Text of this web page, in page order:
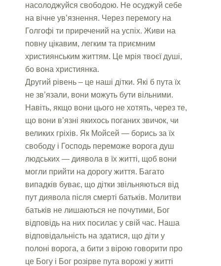
насолоджуйся свободою. Не осуджуй себе
на вічне ув’язнення. Через перемогу на
Голгофі ти приречений на успіх. Живи на
повну цікавим, легким та приємним
християнським життям. Це мрія твоєї душі,
бо вона християнка.
Другий рівень – це наші дітки. Які б пута їх
не зв’язали, вони можуть бути вільними.
Навіть, якщо вони цього не хотять, через те,
що вони в’язні якихось поганих звичок, чи
великих гріхів. Як Мойсей — борись за їх
свободу і Господь переможе ворога душ
людських — диявола в їх житті, щоб вони
могли прийти на дорогу життя. Багато
випадків буває, що дітки звільняються від
пут диявола після смерті батьків. Молитви
батьків не лишаються не почутими, Бог
відповідь на них посилає у свій час. Наша
відповідальність на здатися, що діти у
полоні ворога, а бити з вірою говорити про
це Богу і Бог розірве пута ворожі у житті